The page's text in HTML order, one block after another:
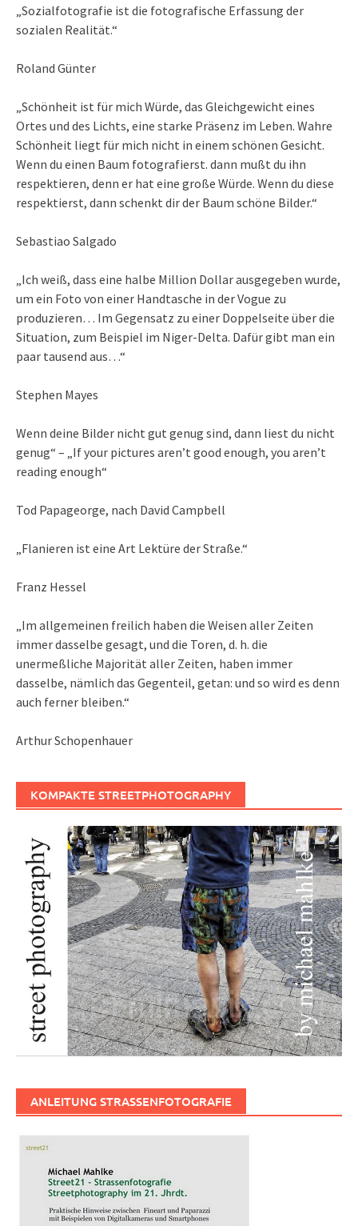
„Sozialfotografie ist die fotografische Erfassung der
sozialen Realität.“
Roland Günter
„Schönheit ist für mich Würde, das Gleichgewicht eines
Ortes und des Lichts, eine starke Präsenz im Leben. Wahre
Schönheit liegt für mich nicht in einem schönen Gesicht.
Wenn du einen Baum fotografierst. dann mußt du ihn
respektieren, denn er hat eine große Würde. Wenn du diese
respektierst, dann schenkt dir der Baum schöne Bilder.“
Sebastiao Salgado
„Ich weiß, dass eine halbe Million Dollar ausgegeben wurde,
um ein Foto von einer Handtasche in der Vogue zu
produzieren… Im Gegensatz zu einer Doppelseite über die
Situation, zum Beispiel im Niger-Delta. Dafür gibt man ein
paar tausend aus…“
Stephen Mayes
Wenn deine Bilder nicht gut genug sind, dann liest du nicht
genug“ – „If your pictures aren’t good enough, you aren’t
reading enough“
Tod Papageorge, nach David Campbell
„Flanieren ist eine Art Lektüre der Straße.“
Franz Hessel
„Im allgemeinen freilich haben die Weisen aller Zeiten
immer dasselbe gesagt, und die Toren, d. h. die
unermeßliche Majorität aller Zeiten, haben immer
dasselbe, nämlich das Gegenteil, getan: und so wird es denn
auch ferner bleiben.“
Arthur Schopenhauer
KOMPAKTE STREETPHOTOGRAPHY
ANLEITUNG STRASSENFOTOGRAFIE